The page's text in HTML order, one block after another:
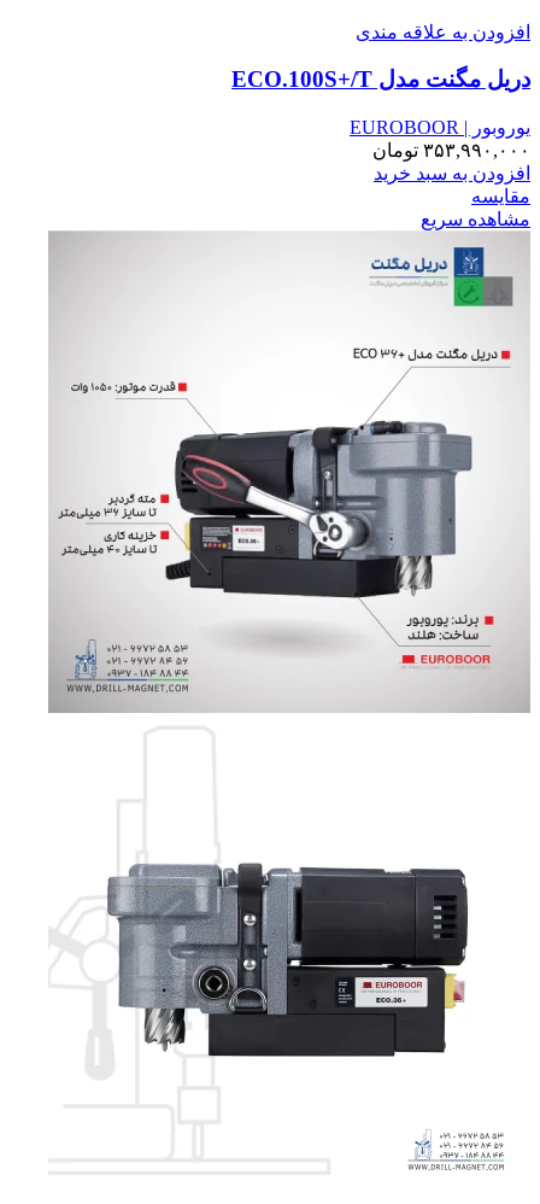
افزودن به علاقه مندی
دریل مگنت مدل ECO.100S+/T
یوروبور | EUROBOOR
۳۵۳,۹۹۰,۰۰۰ تومان
افزودن به سبد خرید
مقایسه
مشاهده سریع